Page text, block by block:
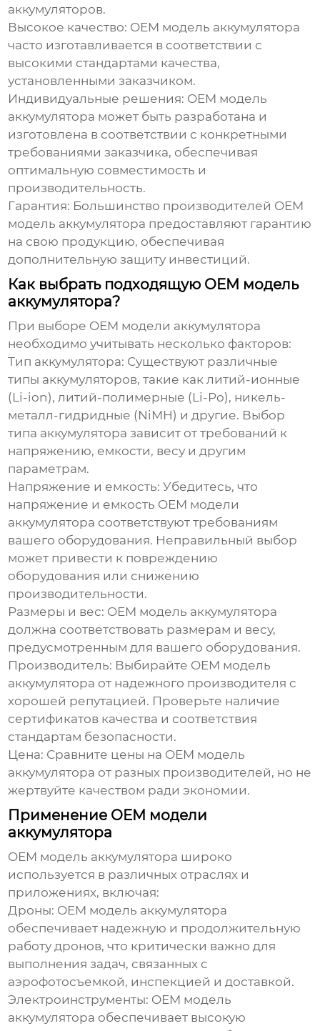
аккумуляторов.
Высокое качество: OEM модель аккумулятора
часто изготавливается в соответствии с
высокими стандартами качества,
установленными заказчиком.
Индивидуальные решения: OEM модель
аккумулятора может быть разработана и
изготовлена в соответствии с конкретными
требованиями заказчика, обеспечивая
оптимальную совместимость и
производительность.
Гарантия: Большинство производителей OEM
модель аккумулятора предоставляют гарантию
на свою продукцию, обеспечивая
дополнительную защиту инвестиций.
Как выбрать подходящую OEM модель
аккумулятора?
При выборе OEM модели аккумулятора
необходимо учитывать несколько факторов:
Тип аккумулятора: Существуют различные
типы аккумуляторов, такие как литий-ионные
(Li-ion), литий-полимерные (Li-Po), никель-
металл-гидридные (NiMH) и другие. Выбор
типа аккумулятора зависит от требований к
напряжению, емкости, весу и другим
параметрам.
Напряжение и емкость: Убедитесь, что
напряжение и емкость OEM модели
аккумулятора соответствуют требованиям
вашего оборудования. Неправильный выбор
может привести к повреждению
оборудования или снижению
производительности.
Размеры и вес: OEM модель аккумулятора
должна соответствовать размерам и весу,
предусмотренным для вашего оборудования.
Производитель: Выбирайте OEM модель
аккумулятора от надежного производителя с
хорошей репутацией. Проверьте наличие
сертификатов качества и соответствия
стандартам безопасности.
Цена: Сравните цены на OEM модель
аккумулятора от разных производителей, но не
жертвуйте качеством ради экономии.
Применение OEM модели
аккумулятора
OEM модель аккумулятора широко
используется в различных отраслях и
приложениях, включая:
Дроны: OEM модель аккумулятора
обеспечивает надежную и продолжительную
работу дронов, что критически важно для
выполнения задач, связанных с
аэрофотосъемкой, инспекцией и доставкой.
Электроинструменты: OEM модель
аккумулятора обеспечивает высокую